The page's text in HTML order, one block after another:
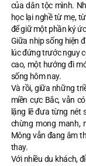
của dân tộc mình.
học lại nghề từ mẹ,
để giữ một phần ký
Giữa nhịp sống hiện
lúc đứng trước nguy
cao, một hướng đi
sống hôm nay.
Và rồi, giữa những
miền cực Bắc, vẫn
lặng lẽ đưa từng nét
chừng mong manh,
Mông vẫn đang âm
thay.
Với nhiều du khách,